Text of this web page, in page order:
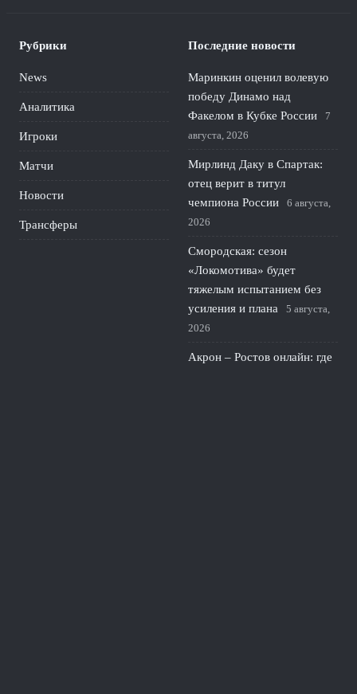
Рубрики
News
Аналитика
Игроки
Матчи
Новости
Трансферы
Последние новости
Маринкин оценил волевую
победу Динамо над
Факелом в Кубке России
7
августа, 2026
Мирлинд Даку в Спартак:
отец верит в титул
чемпиона России
6 августа,
2026
Смородская: сезон
«Локомотива» будет
тяжелым испытанием без
усиления и плана
5 августа,
2026
Акрон – Ростов онлайн: где